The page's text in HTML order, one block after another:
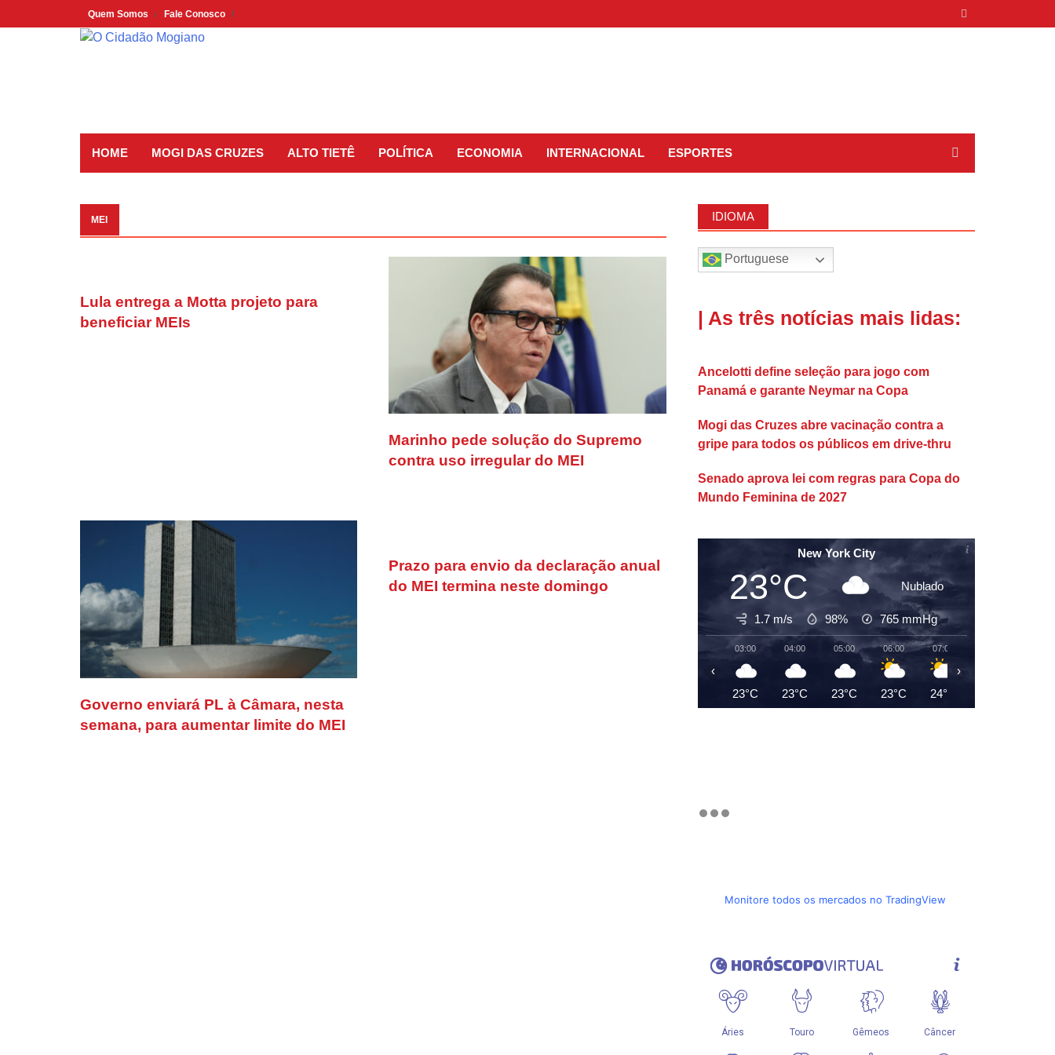
to
Quem Somos Fale Conosco
HOME MOGI DAS CRUZES ALTO TIETÊ POLÍTICA ECONOMIA INTERNACIONAL ESPORTES
MEI
Lula entrega a Motta projeto para
beneficiar MEIs
Marinho pede solução do Supremo
contra uso irregular do MEI
Governo enviará PL à Câmara, nesta
semana, para aumentar limite do MEI
Prazo para envio da declaração anual
do MEI termina neste domingo
IDIOMA
Portuguese
| As três notícias mais lidas:
Ancelotti define seleção para jogo com
Panamá e garante Neymar na Copa
Mogi das Cruzes abre vacinação contra a
gripe para todos os públicos em drive-thru
Senado aprova lei com regras para Copa do
Mundo Feminina de 2027
New York City
23°C Nublado
1.7 m/s 98% 765 mmHg
03:00
23°C
04:00
23°C
05:00
23°C
06:00
23°C
07:00
24°C
‹ ›
Monitore todos os mercados no TradingView